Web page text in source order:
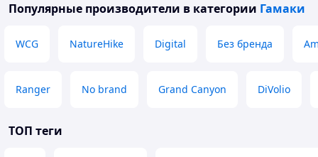
Популярные производители в категории Гамаки
WCG NatureHike Digital Без бренда
Ranger No brand Grand Canyon DiVolio
ТОП теги